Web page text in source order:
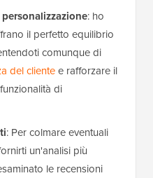
: ho
il perfetto equilibrio
comunque di
del clientee rafforzare il
di
: Per colmare eventuali
un'analisi più
le recensioni